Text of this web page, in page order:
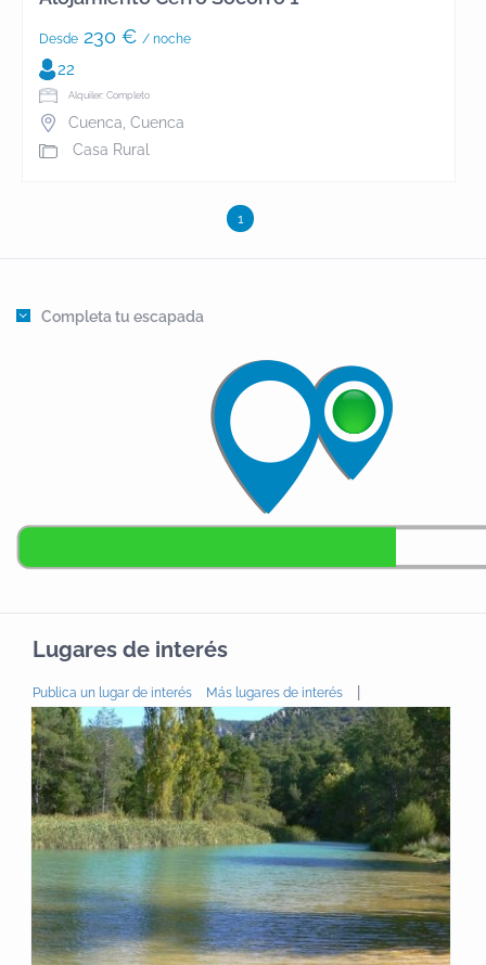
Desde230 € / noche
22
Alquiler: Completo
Cuenca Cuenca
Casa Rural
1
Completa tu escapada
Lugares de interés
Publica un lugar de interés Más lugares de interés